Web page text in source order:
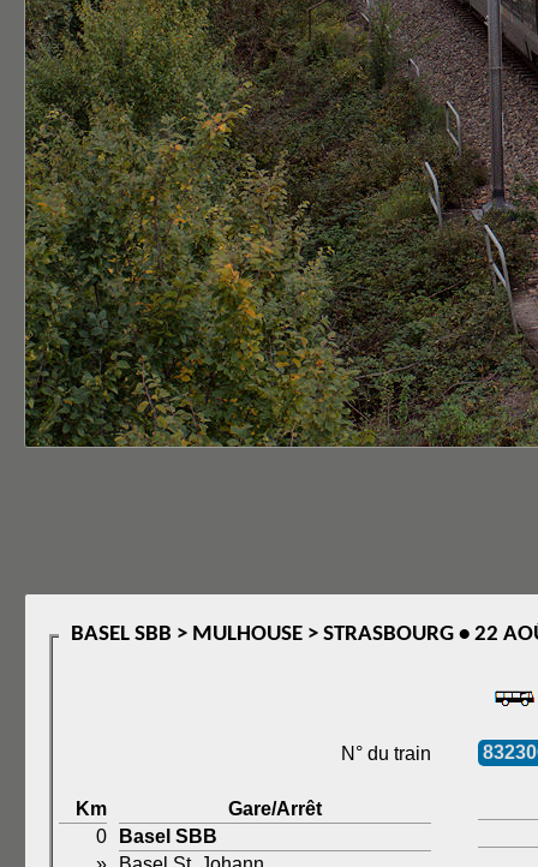
BASEL SBB > MULHOUSE > STRASBOURG • 22
N° du train
Km
Gare/Arrêt
0
Basel SBB